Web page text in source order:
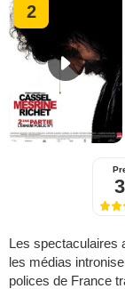
2
Les spectaculaires
les médias
polices de France